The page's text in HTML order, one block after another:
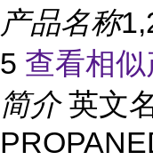
产品名称
5 查看相
简介 英文